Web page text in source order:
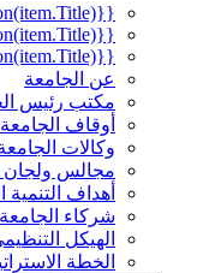
{{mmc.getCurrentTranslation(item.Title)}}
{{mmc.getCurrentTranslation(item.Title)}}
{{mmc.getCurrentTranslation(item.Title)}}
عن الجامعة
مكتب رئيس
أوقاف الجامعة
وكالات
مجالس ولجان
أهداف التنمية
شركاء الجامعة
الهيكل
الخطة